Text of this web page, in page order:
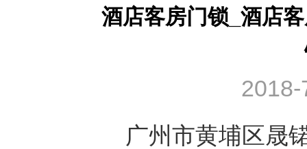
酒店客房门锁_酒店
2018-
广州市黄埔区晟